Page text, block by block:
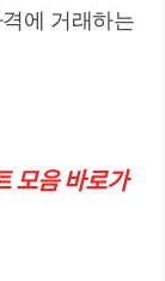
에 거래하는
모음 바로가